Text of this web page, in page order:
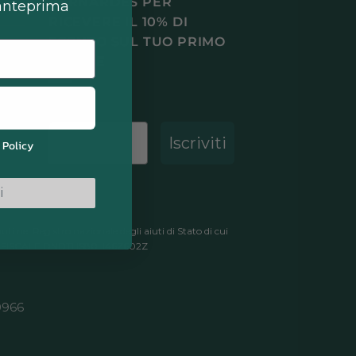
RICEVERE IL 10% DI
SCONTO SUL TUO PRIMO
Email
Iscriviti
nel Registro nazionale degli aiuti di Stato di cui
DNDTHS80H46Z602Z